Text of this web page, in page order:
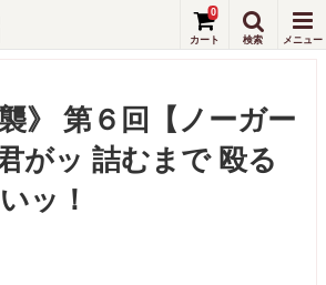
0
》 第６回【ノーガー
がッ 詰むまで 殴る
ッ！